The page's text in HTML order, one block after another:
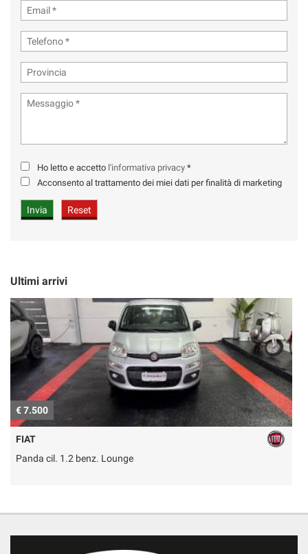
Ho letto e accetto l'informativa privacy *
Acconsento al trattamento dei miei dati per finalità di marketing
Ultimi arrivi
€ 7.500
FIAT
Panda cil. 1.2 benz. Lounge